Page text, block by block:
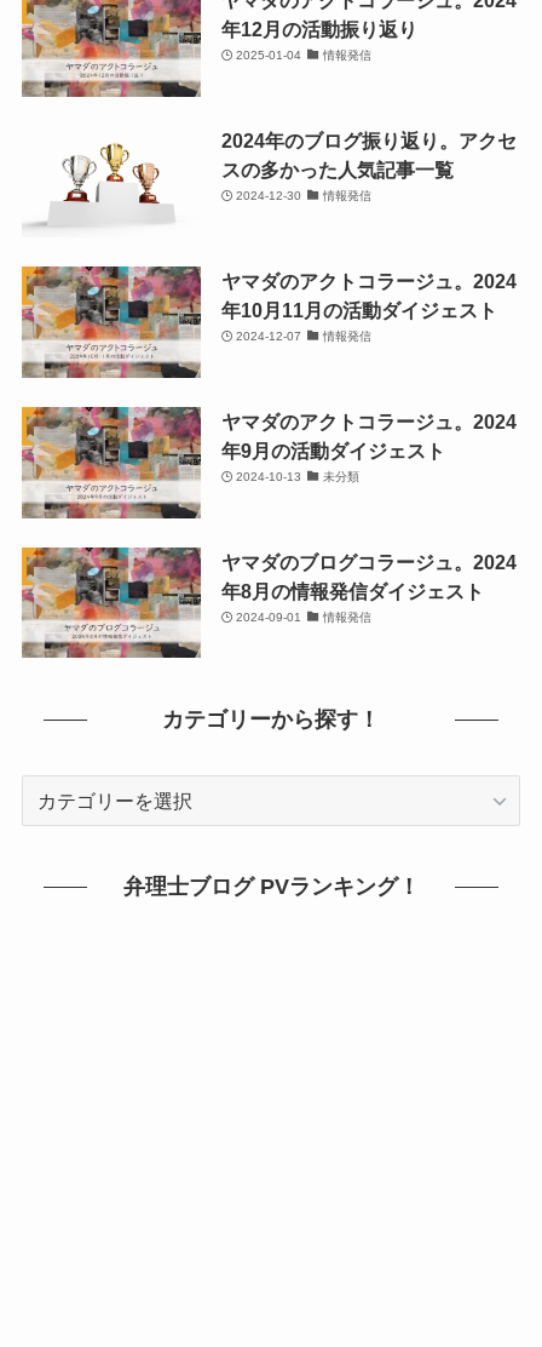
年12月の活動振り返り
2025-01-04 情報発信
2024年のブログ振り返り。アクセ
スの多かった人気記事一覧
2024-12-30 情報発信
ヤマダのアクトコラージュ。2024
年10月11月の活動ダイジェスト
2024-12-07 情報発信
ヤマダのアクトコラージュ。2024
年9月の活動ダイジェスト
2024-10-13 未分類
ヤマダのブログコラージュ。2024
年8月の情報発信ダイジェスト
2024-09-01 情報発信
カテゴリーから探す！
弁理士ブログ PVランキング！